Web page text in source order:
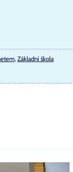
, Základní škola